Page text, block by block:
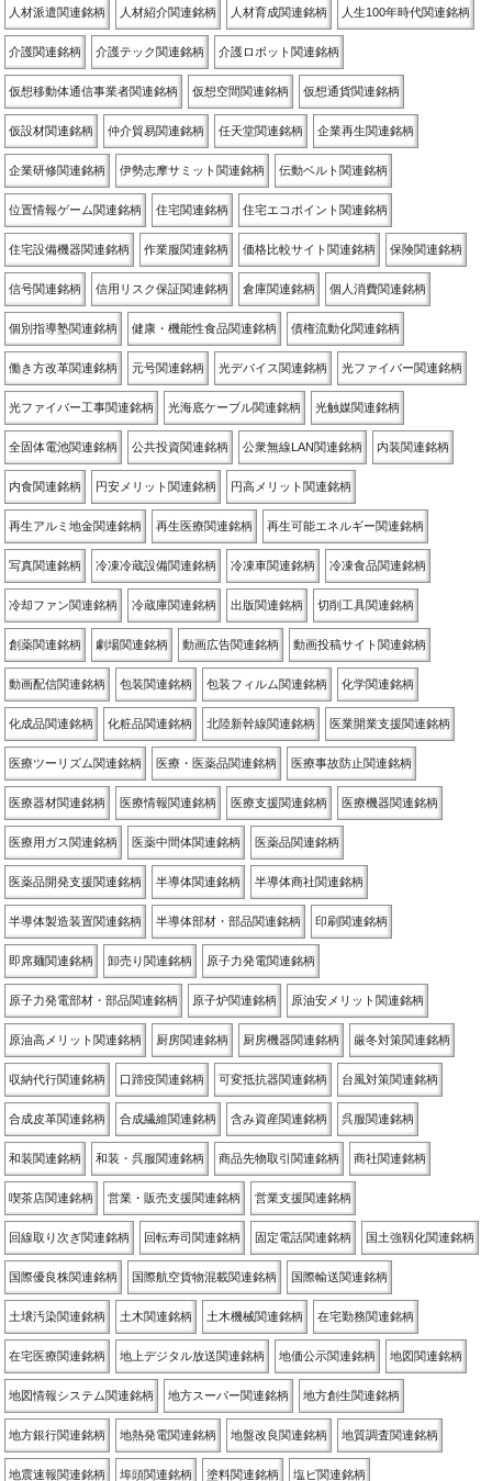
人材派遣関連銘柄 人材紹介関連銘柄 人材育成関連銘柄 人生100年時代関連銘柄
介護関連銘柄 介護テック関連銘柄 介護ロボット関連銘柄
仮想移動体通信事業者関連銘柄 仮想空間関連銘柄 仮想通貨関連銘柄
仮設材関連銘柄 仲介貿易関連銘柄 任天堂関連銘柄 企業再生関連銘柄
企業研修関連銘柄 伊勢志摩サミット関連銘柄 伝動ベルト関連銘柄
位置情報ゲーム関連銘柄 住宅関連銘柄 住宅エコポイント関連銘柄
住宅設備機器関連銘柄 作業服関連銘柄 価格比較サイト関連銘柄 保険関連銘柄
信号関連銘柄 信用リスク保証関連銘柄 倉庫関連銘柄 個人消費関連銘柄
個別指導塾関連銘柄 健康・機能性食品関連銘柄 債権流動化関連銘柄
働き方改革関連銘柄 元号関連銘柄 光デバイス関連銘柄 光ファイバー関連銘柄
光ファイバー工事関連銘柄 光海底ケーブル関連銘柄 光触媒関連銘柄
全固体電池関連銘柄 公共投資関連銘柄 公衆無線LAN関連銘柄 内装関連銘柄
内食関連銘柄 円安メリット関連銘柄 円高メリット関連銘柄
再生アルミ地金関連銘柄 再生医療関連銘柄 再生可能エネルギー関連銘柄
写真関連銘柄 冷凍冷蔵設備関連銘柄 冷凍車関連銘柄 冷凍食品関連銘柄
冷却ファン関連銘柄 冷蔵庫関連銘柄 出版関連銘柄 切削工具関連銘柄
創薬関連銘柄 劇場関連銘柄 動画広告関連銘柄 動画投稿サイト関連銘柄
動画配信関連銘柄 包装関連銘柄 包装フィルム関連銘柄 化学関連銘柄
化成品関連銘柄 化粧品関連銘柄 北陸新幹線関連銘柄 医業開業支援関連銘柄
医療ツーリズム関連銘柄 医療・医薬品関連銘柄 医療事故防止関連銘柄
医療器材関連銘柄 医療情報関連銘柄 医療支援関連銘柄 医療機器関連銘柄
医療用ガス関連銘柄 医薬中間体関連銘柄 医薬品関連銘柄
医薬品開発支援関連銘柄 半導体関連銘柄 半導体商社関連銘柄
半導体製造装置関連銘柄 半導体部材・部品関連銘柄 印刷関連銘柄
即席麺関連銘柄 卸売り関連銘柄 原子力発電関連銘柄
原子力発電部材・部品関連銘柄 原子炉関連銘柄 原油安メリット関連銘柄
原油高メリット関連銘柄 厨房関連銘柄 厨房機器関連銘柄 厳冬対策関連銘柄
収納代行関連銘柄 口蹄疫関連銘柄 可変抵抗器関連銘柄 台風対策関連銘柄
合成皮革関連銘柄 合成繊維関連銘柄 含み資産関連銘柄 呉服関連銘柄
和装関連銘柄 和装・呉服関連銘柄 商品先物取引関連銘柄 商社関連銘柄
喫茶店関連銘柄 営業・販売支援関連銘柄 営業支援関連銘柄
回線取り次ぎ関連銘柄 回転寿司関連銘柄 固定電話関連銘柄 国土強靱化関連銘柄
国際優良株関連銘柄 国際航空貨物混載関連銘柄 国際輸送関連銘柄
土壌汚染関連銘柄 土木関連銘柄 土木機械関連銘柄 在宅勤務関連銘柄
在宅医療関連銘柄 地上デジタル放送関連銘柄 地価公示関連銘柄 地図関連銘柄
地図情報システム関連銘柄 地方スーパー関連銘柄 地方創生関連銘柄
地方銀行関連銘柄 地熱発電関連銘柄 地盤改良関連銘柄 地質調査関連銘柄
地震速報関連銘柄 埠頭関連銘柄 塗料関連銘柄 塩ビ関連銘柄